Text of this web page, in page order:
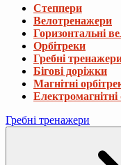
Степпери
Велотренажери
Горизонтальні
Орбітреки
Гребні
Бігові доріжки
Магнітні
Електромагнітні
Гребні тренажери